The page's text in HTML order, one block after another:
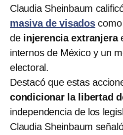
Claudia Sheinbaum
masiva de visados
de injerencia extranjera
internos de México y un
electoral.
Destacó que estas
condicionar la libertad
independencia de los
Claudia Sheinbaum